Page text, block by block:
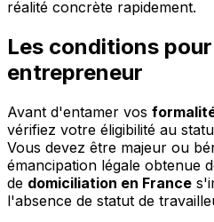
réalité concrète rapidement.
Les conditions
entrepreneur
Avant d'entamer vos
vérifiez votre éligibilité au
Vous devez être majeur ou
émancipation légale obtenue
de domiciliation en France
l'absence de statut de